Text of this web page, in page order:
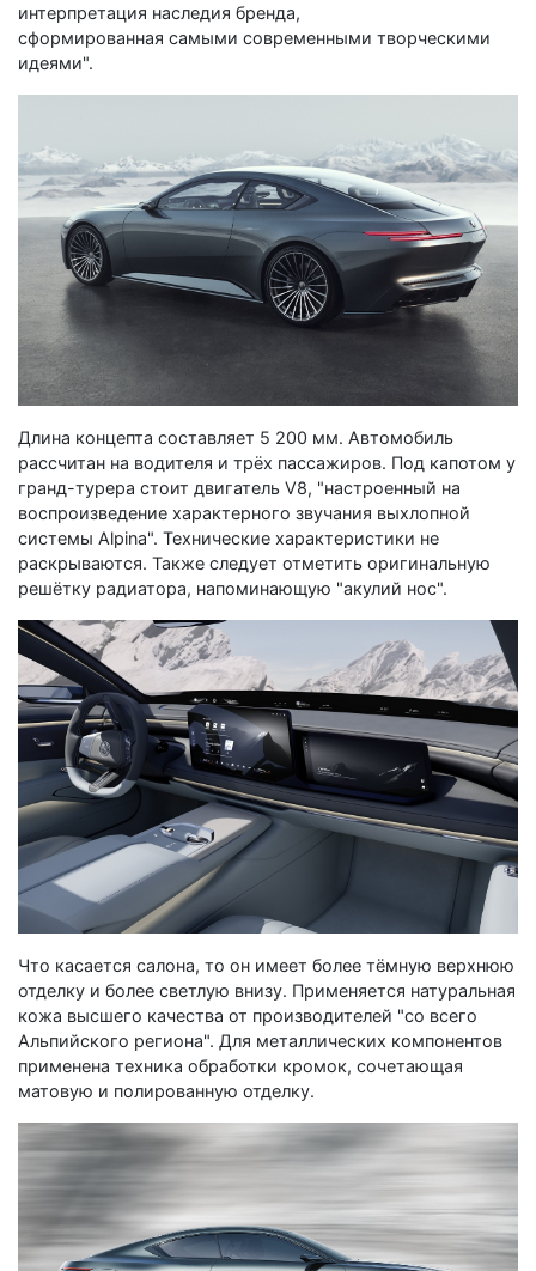
интерпретация наследия бренда,
сформированная самыми современными творческими
идеями".
Длина концепта составляет 5 200 мм. Автомобиль
рассчитан на водителя и трёх пассажиров. Под капотом у
гранд-турера стоит двигатель V8, "настроенный на
воспроизведение характерного звучания выхлопной
системы Alpina". Технические характеристики не
раскрываются. Также следует отметить оригинальную
решётку радиатора, напоминающую "акулий нос".
Что касается салона, то он имеет более тёмную верхнюю
отделку и более светлую внизу. Применяется натуральная
кожа высшего качества от производителей "со всего
Альпийского региона". Для металлических компонентов
применена техника обработки кромок, сочетающая
матовую и полированную отделку.